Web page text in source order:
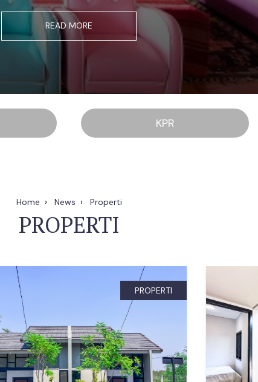
READ MORE
KPR
Home News Properti
PROPERTI
PROPERTI